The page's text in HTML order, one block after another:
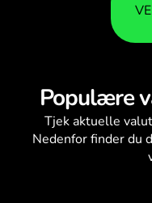
Populære
Tjek aktuelle
Nedenfor finder du